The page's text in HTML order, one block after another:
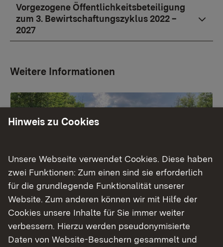
Vorgezogene Öffentlichkeitsbeteiligung
zum 3. Bewirtschaftungszyklus 2022 –
2027
Weitere Informationen
Hinweis zu Cookies
Unsere Webseite verwendet Cookies. Diese haben
zwei Funktionen: Zum einen sind sie erforderlich
für die grundlegende Funktionalität unserer
Website. Zum anderen können wir mit Hilfe der
Cookies unsere Inhalte für Sie immer weiter
verbessern. Hierzu werden pseudonymisierte
Daten von Website-Besuchern gesammelt und